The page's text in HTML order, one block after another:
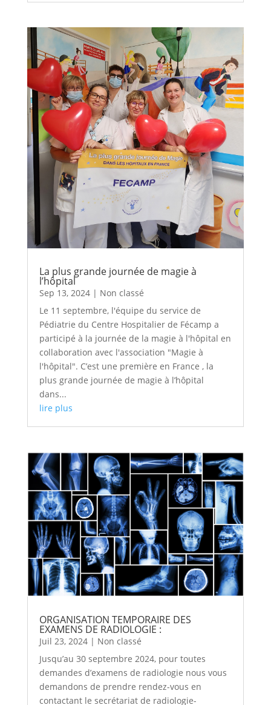
La plus grande journée de magie à
l’hôpital
Sep 13, 2024| Non classé
Le 11 septembre, l'équipe du service de
Pédiatrie du Centre Hospitalier de Fécamp a
participé à la journée de la magie à l'hôpital en
collaboration avec l'association "Magie à
l'hôpital". C’est une première en France , la
plus grande journée de magie à l’hôpital
dans...
lire plus
ORGANISATION TEMPORAIRE DES
EXAMENS DE RADIOLOGIE :
Juil 23, 2024| Non classé
Jusqu’au 30 septembre 2024, pour toutes
demandes d’examens de radiologie nous vous
demandons de prendre rendez-vous en
contactant le secrétariat de radiologie-